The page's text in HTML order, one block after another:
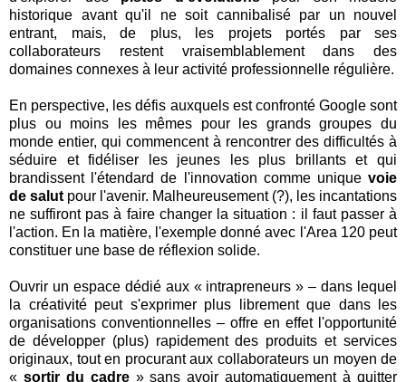
historique avant qu'il ne soit cannibalisé par un nouvel
entrant, mais, de plus, les projets portés par ses
collaborateurs restent vraisemblablement dans des
domaines connexes à leur activité professionnelle régulière.
En perspective, les défis auxquels est confronté Google sont
plus ou moins les mêmes pour les grands groupes du
monde entier, qui commencent à rencontrer des difficultés à
séduire et fidéliser les jeunes les plus brillants et qui
brandissent l'étendard de l'innovation comme unique voie
de salut pour l'avenir. Malheureusement (?), les incantations
ne suffiront pas à faire changer la situation : il faut passer à
l'action. En la matière, l'exemple donné avec l'Area 120 peut
constituer une base de réflexion solide.
Ouvrir un espace dédié aux « intrapreneurs » – dans lequel
la créativité peut s'exprimer plus librement que dans les
organisations conventionnelles – offre en effet l'opportunité
de développer (plus) rapidement des produits et services
originaux, tout en procurant aux collaborateurs un moyen de
« sortir du cadre» sans avoir automatiquement à quitter